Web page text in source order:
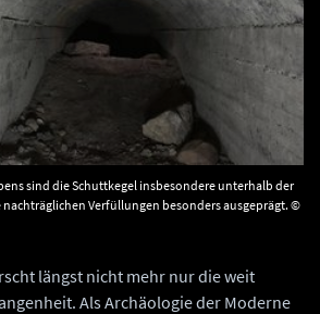
sind die Schuttkegel insbesondere unterhalb der
Verfüllungen besonders ausgeprägt. ©
längst nicht mehr nur die weit
Als Archäologie der Moderne